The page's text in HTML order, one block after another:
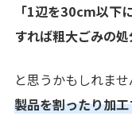
「1辺を30cm以下
すれば粗大ごみの
と思うかもしれませ
製品を割ったり加